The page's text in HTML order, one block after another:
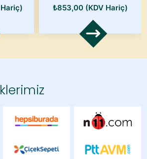
₺853,00(KDV Hariç)